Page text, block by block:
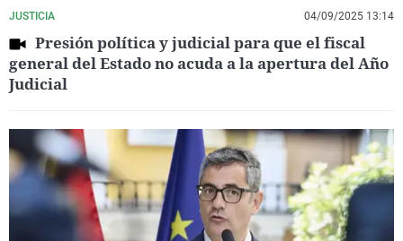
JUSTICIA 04/09/2025 13:14
Presión política y judicial para que el fiscal
general del Estado no acuda a la apertura del Año
Judicial